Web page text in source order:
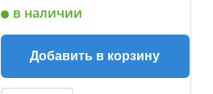
в наличии
Добавить в корзину